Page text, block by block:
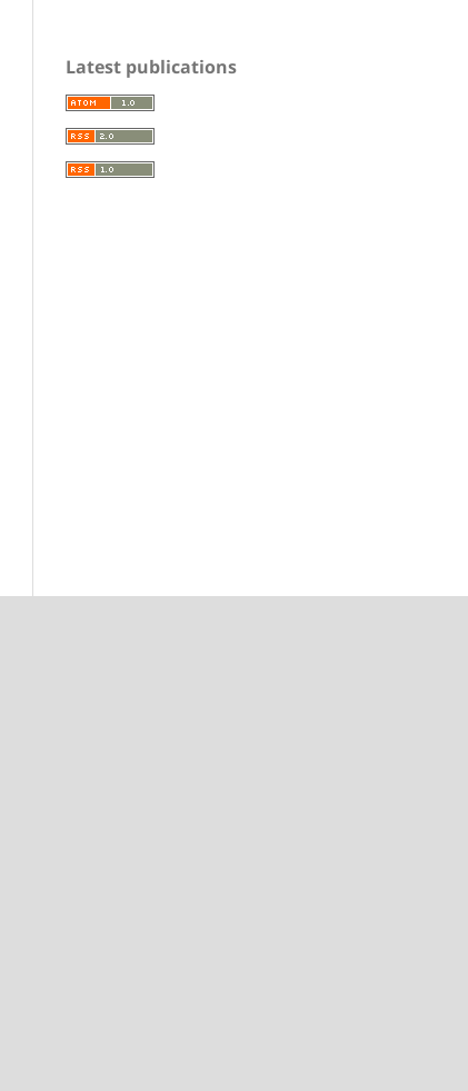
Latest publications